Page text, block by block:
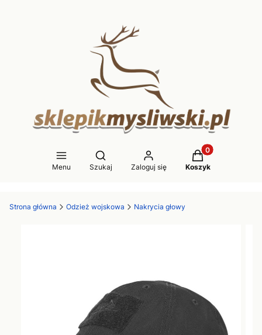
Menu
Otwórz wyszukiwarkę
Szukaj Zaloguj się
Produkty w
Koszyk
Strona główna Odzież wojskowa Nakrycia głowy